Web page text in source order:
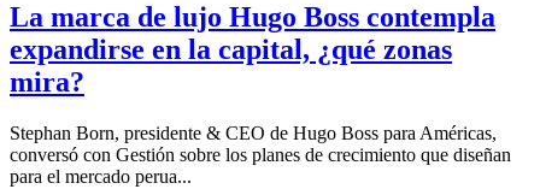
La marca de lujo Hugo Boss contempla
expandirse en la capital, ¿qué zonas
mira?
Stephan Born, presidente & CEO de Hugo Boss para Américas,
conversó con Gestión sobre los planes de crecimiento que diseñan
para el mercado perua...